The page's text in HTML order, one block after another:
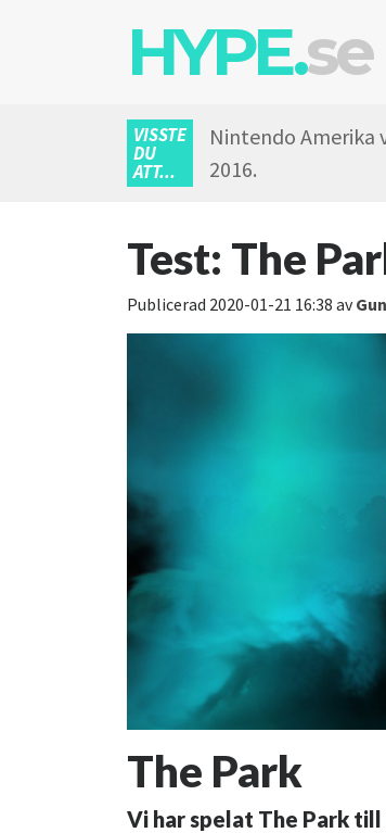
HYPE.se
VISSTE
DU
ATT...
Nintendo Amerika
2016.
Test: The
Publicerad 2020-01-21 16:38 av
The Park
Vi har spelat The Park